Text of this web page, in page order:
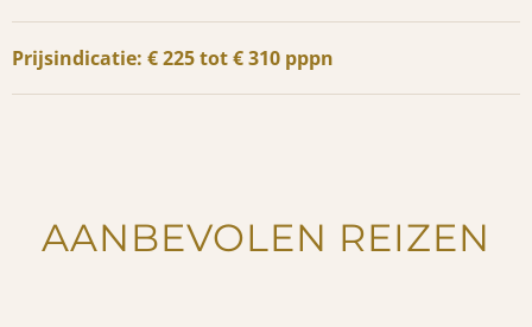
Prijsindicatie: € 225 tot € 310 pppn
AANBEVOLEN REIZEN